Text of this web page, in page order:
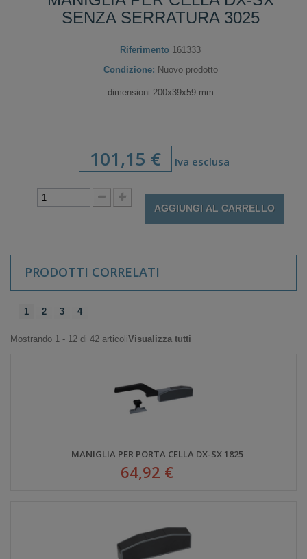
SENZA SERRATURA 3025
Riferimento 161333
Condizione: Nuovo prodotto
dimensioni 200x39x59 mm
101,15 € Iva esclusa
AGGIUNGI AL CARRELLO
PRODOTTI CORRELATI
1 2 3 4
Mostrando 1 - 12 di 42 articoliVisualizza tutti
MANIGLIA PER PORTA CELLA DX-SX 1825
64,92 €